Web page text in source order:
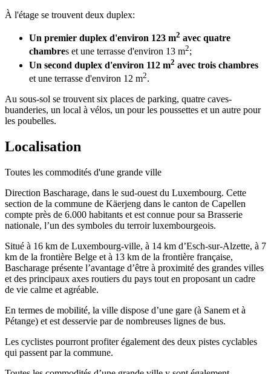
À l'étage se trouvent deux duplex:
Un premier duplex d'environ 123 m2 avec quatre
chambres et une terrasse d'environ 13 m2;
Un second duplex d'environ 112 m2 avec trois chambres
et une terrasse d'environ 12 m2.
Au sous-sol se trouvent six places de parking, quatre caves-
buanderies, un local à vélos, un pour les poussettes et un autre pour
les poubelles.
Localisation
Toutes les commodités d'une grande ville
Direction Bascharage, dans le sud-ouest du Luxembourg. Cette
section de la commune de Käerjeng dans le canton de Capellen
compte près de 6.000 habitants et est connue pour sa Brasserie
nationale, l’un des symboles du terroir luxembourgeois.
Situé à 16 km de Luxembourg-ville, à 14 km d’Esch-sur-Alzette, à 7
km de la frontière Belge et à 13 km de la frontière française,
Bascharage présente l’avantage d’être à proximité des grandes villes
et des principaux axes routiers du pays tout en proposant un cadre
de vie calme et agréable.
En termes de mobilité, la ville dispose d’une gare (à Sanem et à
Pétange) et est desservie par de nombreuses lignes de bus.
Les cyclistes pourront profiter également des deux pistes cyclables
qui passent par la commune.